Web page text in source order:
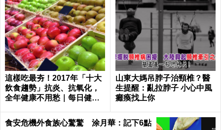
這樣吃最夯！2017年「十大
飲食趨勢」抗炎、抗氧化，
全年健康不用愁｜每日健康
山東大媽吊脖子治頸椎？醫
生提醒：亂拉脖子 小心中風
癱瘓找上你
食安危機外食族心驚驚 涂月華：記下6點